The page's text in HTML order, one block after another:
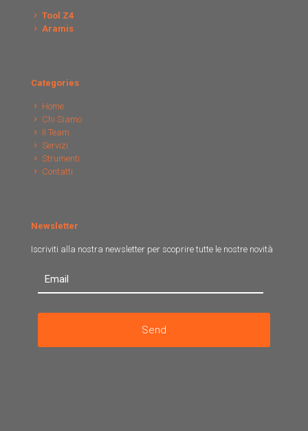
Tool Z4
Aramis
Categories
Home
Chi Siamo
Il Team
Servizi
Strumenti
Contatti
Newsletter
Iscriviti alla nostra newsletter per scoprire tutte le nostre novità